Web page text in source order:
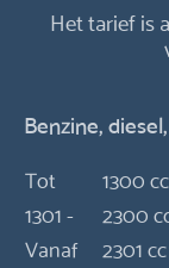
Het tarief is
Benzine,
Tot
1300 cc
1301 -
2300
Vanaf
2301 cc